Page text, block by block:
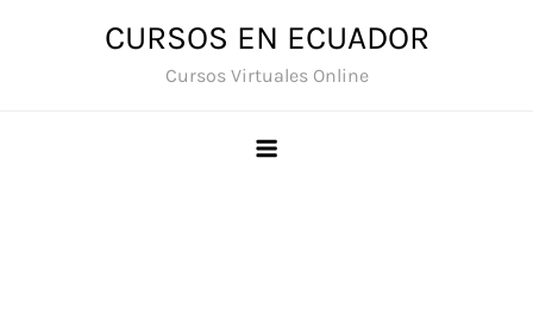
CURSOS EN ECUADOR
Cursos Virtuales Online